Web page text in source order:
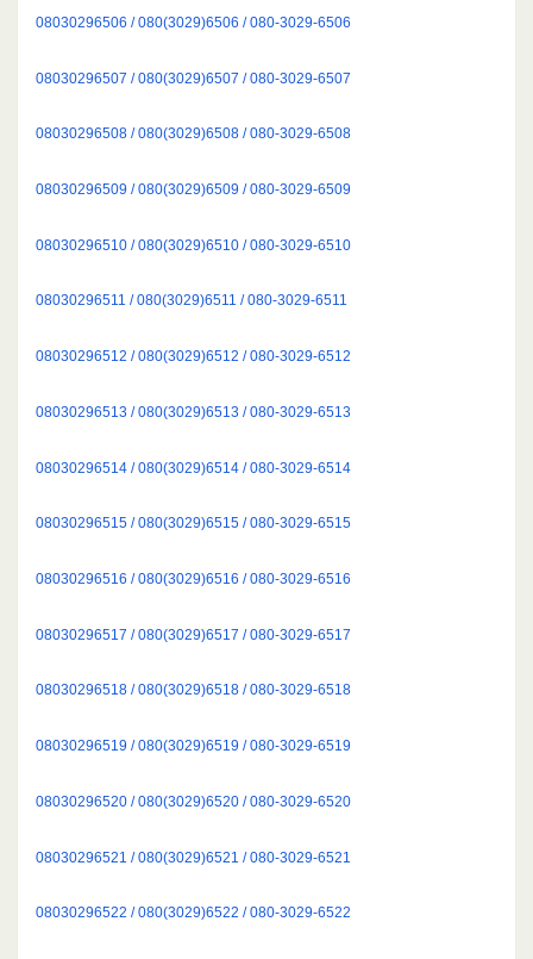
08030296506 / 080(3029)6506 / 080-3029-6506
08030296507 / 080(3029)6507 / 080-3029-6507
08030296508 / 080(3029)6508 / 080-3029-6508
08030296509 / 080(3029)6509 / 080-3029-6509
08030296510 / 080(3029)6510 / 080-3029-6510
08030296511 / 080(3029)6511 / 080-3029-6511
08030296512 / 080(3029)6512 / 080-3029-6512
08030296513 / 080(3029)6513 / 080-3029-6513
08030296514 / 080(3029)6514 / 080-3029-6514
08030296515 / 080(3029)6515 / 080-3029-6515
08030296516 / 080(3029)6516 / 080-3029-6516
08030296517 / 080(3029)6517 / 080-3029-6517
08030296518 / 080(3029)6518 / 080-3029-6518
08030296519 / 080(3029)6519 / 080-3029-6519
08030296520 / 080(3029)6520 / 080-3029-6520
08030296521 / 080(3029)6521 / 080-3029-6521
08030296522 / 080(3029)6522 / 080-3029-6522